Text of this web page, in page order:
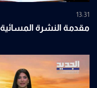
13:31
مقدمة النشرة المسائية 06-08-2026